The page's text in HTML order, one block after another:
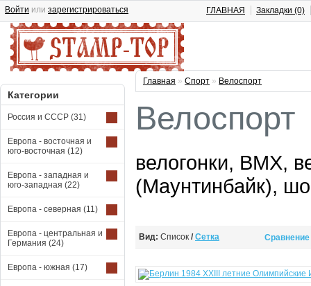
Войти или зарегистрироваться ГЛАВНАЯ Закладки (0)
Категории
Россия и СССР (31)
Европа - восточная и
юго-восточная (12)
Европа - западная и
юго-западная (22)
Европа - северная (11)
Европа - центральная и
Германия (24)
Европа - южная (17)
Главная » Спорт » Велоспорт
Велоспорт
велогонки, BMX,
(Маунтинбайк),
Вид: Список / Сетка Сравнение